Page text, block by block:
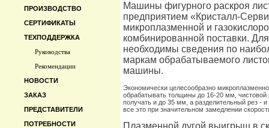
ПРОИЗВОДСТВО
СЕРТИФИКАТЫ
ТЕХПОДДЕРЖКА
Руководства
Рекомендации
НОВОСТИ
ЗАКАЗ
ПРЕДСТАВИТЕЛИ
ПОТРЕБНОСТИ
Машины фигурного раскроя
предприятием «Кристалл-
микроплазменной и
комбинированной поставки.
необходимы сведения по
маркам обрабатываемого
машины.
Экономически целесообразно
обрабатывать толщины до 16-20 мм, чистовой
получать и до 35 мм, а разделительный рез -
все это при значительном замедлении
Плазменной дугой выигрыш в